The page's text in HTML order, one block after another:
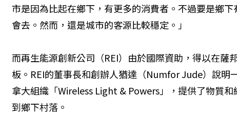
市是因為比起在鄉下，有更多的消費者。不過要是鄉
會去。然而，還是城市的客源比較穩定。」
而再生能源創新公司（REI）由於國際資助，得以在薩
板。REI的董事長和創辦人猶達（Numfor Jude）說明
拿大組織「Wireless Light & Powers」，提供了物質
到鄉下村落。